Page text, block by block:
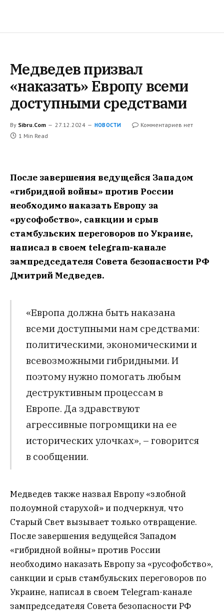
Медведев призвал
«наказать» Европу всеми
доступными средствами
By Sibru.Com 27.12.2024 НОВОСТИ
Комментариев нет
1 Min Read
После завершения ведущейся Западом
«гибридной войны» против России
необходимо наказать Европу за
«русофобство», санкции и срыв
стамбульских переговоров по Украине,
написал в своем telegram-канале
зампредседателя Совета безопасности РФ
Дмитрий Медведев.
«Европа должна быть наказана
всеми доступными нам средствами:
политическими, экономическими и
всевозможными гибридными. И
поэтому нужно помогать любым
деструктивным процессам в
Европе. Да здравствуют
агрессивные погромщики на ее
исторических улочках», – говорится
в сообщении.
Медведев также назвал Европу «злобной
полоумной старухой» и подчеркнул, что
Старый Свет вызывает только отвращение.
После завершения ведущейся Западом
«гибридной войны» против России
необходимо наказать Европу за «русофобство»,
санкции и срыв стамбульских переговоров по
Украине, написал в своем Telegram-канале
зампредседателя Совета безопасности РФ